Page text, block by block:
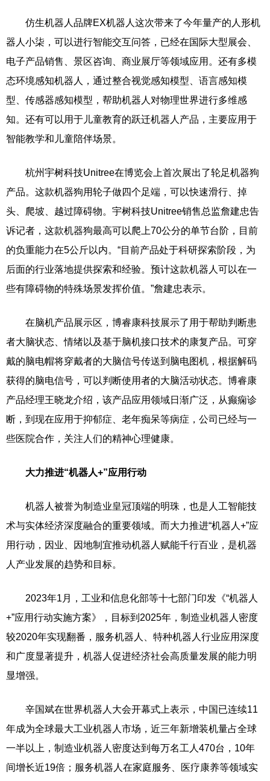
仿生机器人品牌EX机器人这次带来了今年量产的人形机
器人小柒，可以进行智能交互问答，已经在国际大型展会、
电子产品销售、景区咨询、商业展厅等领域应用。还有多模
态环境感知机器人，通过整合视觉感知模型、语言感知模
型、传感器感知模型，帮助机器人对物理世界进行多维感
知。还有可以用于儿童教育的跃迁机器人产品，主要应用于
智能教学和儿童陪伴场景。
杭州宇树科技Unitree在博览会上首次展出了轮足机器狗
产品。这款机器狗用轮子做四个足端，可以快速滑行、掉
头、爬坡、越过障碍物。宇树科技Unitree销售总监詹建忠告
诉记者，这款机器狗最高可以爬上70公分的单节台阶，目前
的负重能力在5公斤以内。“目前产品处于科研探索阶段，为
后面的行业落地提供探索和经验。预计这款机器人可以在一
些有障碍物的特殊场景发挥价值。”詹建忠表示。
在脑机产品展示区，博睿康科技展示了用于帮助判断患
者大脑状态、情绪以及基于脑机接口技术的康复产品。可穿
戴的脑电帽将穿戴者的大脑信号传送到脑电图机，根据解码
获得的脑电信号，可以判断使用者的大脑活动状态。博睿康
产品经理王晓龙介绍，该产品应用领域日渐广泛，从癫痫诊
断，到现在应用于抑郁症、老年痴呆等病症，公司已经与一
些医院合作，关注人们的精神心理健康。
大力推进“机器人+”应用行动
机器人被誉为制造业皇冠顶端的明珠，也是人工智能技
术与实体经济深度融合的重要领域。而大力推进“机器人+”应
用行动，因业、因地制宜推动机器人赋能千行百业，是机器
人产业发展的趋势和目标。
2023年1月，工业和信息化部等十七部门印发《“机器人
+”应用行动实施方案》，目标到2025年，制造业机器人密度
较2020年实现翻番，服务机器人、特种机器人行业应用深度
和广度显著提升，机器人促进经济社会高质量发展的能力明
显增强。
辛国斌在世界机器人大会开幕式上表示，中国已连续11
年成为全球最大工业机器人市场，近三年新增装机量占全球
一半以上，制造业机器人密度达到每万名工人470台，10年
间增长近19倍；服务机器人在家庭服务、医疗康养等领域实